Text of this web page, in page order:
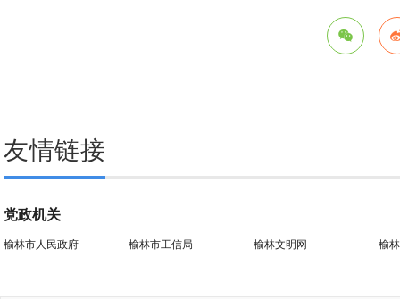
友情链接
党政机关
榆林市人民政府 榆林市工信局 榆林文明网 榆